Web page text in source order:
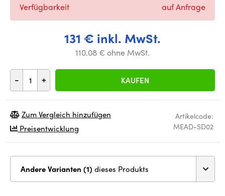
131 € inkl. MwSt.
110.08 € ohne MwSt.
- + KAUFEN
Verfügbarkeit auf Anfrage
Artikelcode:
MEAD-SD02
Zum Vergleich hinzufügen
Preisentwicklung
Andere Varianten (1) dieses Produkts